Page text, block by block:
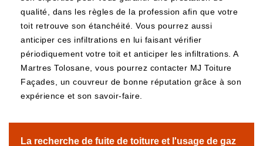
qualité, dans les règles de la profession afin que votre
toit retrouve son étanchéité. Vous pourrez aussi
anticiper ces infiltrations en lui faisant vérifier
périodiquement votre toit et anticiper les infiltrations. A
Martres Tolosane, vous pourrez contacter MJ Toiture
Façades, un couvreur de bonne réputation grâce à son
expérience et son savoir-faire.
La recherche de fuite de toiture et l'usage de gaz